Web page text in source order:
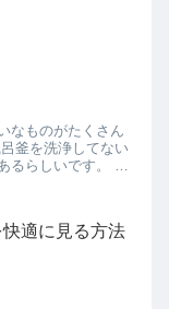
なものがたくさん
らしいです。 風
適に見る方法